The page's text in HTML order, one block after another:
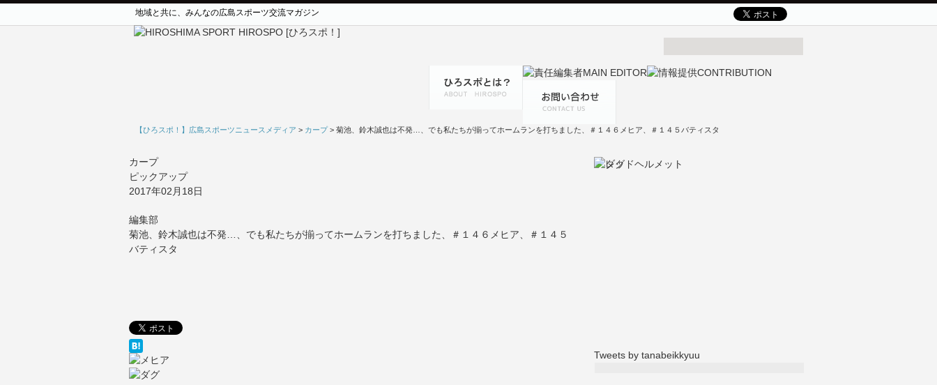
地域と共に、みんなの広島スポーツ交流マガジン
【ひろスポ！】広島スポーツニュースメディア > カープ> 菊池、鈴木誠也は不発…、でも私たちが揃ってホームランを打ちました、＃１４６メヒア、＃１４５バティスタ
カープ
ピックアップ
2017年02月18日
編集部
菊池、鈴木誠也は不発…、でも私たちが揃ってホームランを打ちました、＃１４６メヒア、＃１４５
バティスタ
Tweets by tanabeikkyuu